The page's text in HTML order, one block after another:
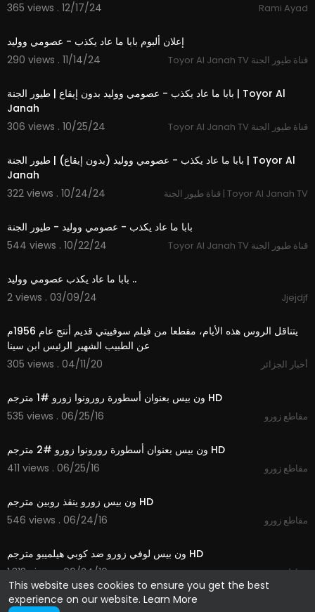
This website uses cookies to ensure you get the best
experience on our website. Learn More
365 views . 12/17/24
Rami Ayad
إعلان ألبوم بابا ما عاد يكذب - عصومي ووليد
290 views . 11/14/24
Toyor Al Janah TV قناة طيور الجنة
بابا ما عاد يكذب - عصومي ووليد بدون إيقاع | طيور الجنة | Toyor Al
Janah
306 views . 10/25/24
Toyor Al Janah TV قناة طيور الجنة
بابا ما عاد يكذب - عصومي ووليد (بدون إيقاع) | طيور الجنة | Toyor Al
322 views . 10/24/24
قناة طيور الجنة | Toyor Al Janah TV
بابا ما عاد يكذب - عصومي ووليد - طيور الجنة
544 views . 10/22/24
Toyor Al Janah TV قناة طيور الجنة
⁣بابا ما عاد يكذب عصومي ووليد ..
2 views . 03/09/24
Jjejdjf
⁣يتناقل الروس هذه الأيام، مقطعا من فيلم سوفييتي قديم أنتج عام 1956م
عن الطبيب الشهير الرئيس ابن سينا
305 views . 04/11/20
أخبار الجزائر
ون بيس بعنوان أسطورة رورونوا زورو #1 مترجم HD
535 views . 06/25/16
مقاطع زورو
ون بيس بعنوان أسطورة رورونوا زورو #2 مترجم HD
411 views . 06/25/16
مقاطع زورو
ون بيس زورو ينقذ روبين مترجم HD
546 views . 06/24/16
مقاطع زورو
ون بيس لوفي زورو ضد كوبي هيلميبو مترجم HD
1,313 views . 06/24/16
مقاطع زورو